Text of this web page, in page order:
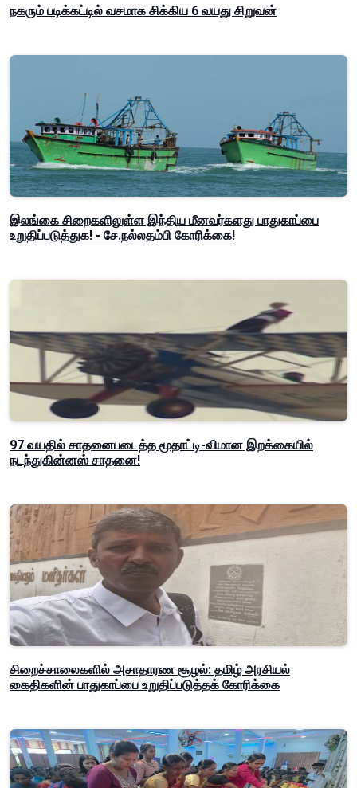
நகரும் படிக்கட்டில் வசமாக சிக்கிய 6 வயது சிறுவன்
இலங்கை சிறைகளிலுள்ள இந்திய மீனவர்களது பாதுகாப்பை
உறுதிப்படுத்துக! - சே.நல்லதம்பி கோரிக்கை!
97 வயதில் சாதனைபடைத்த மூதாட்டி-விமான இறக்கையில்
நடந்துகின்னஸ் சாதனை!
சிறைச்சாலைகளில் அசாதாரண சூழல்: தமிழ் அரசியல்
கைதிகளின் பாதுகாப்பை உறுதிப்படுத்தக் கோரிக்கை